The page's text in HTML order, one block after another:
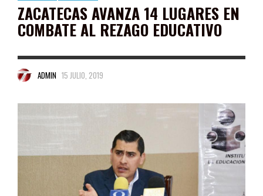
ZACATECAS AVANZA 14 LUGARES EN
COMBATE AL REZAGO EDUCATIVO
ADMIN 15 JULIO, 2019